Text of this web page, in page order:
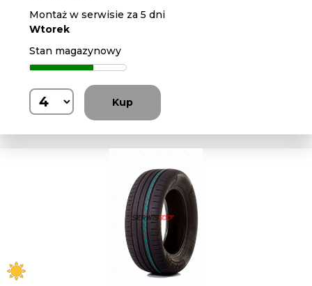
Montaż w serwisie za 5 dni
Wtorek
Stan magazynowy
Kup